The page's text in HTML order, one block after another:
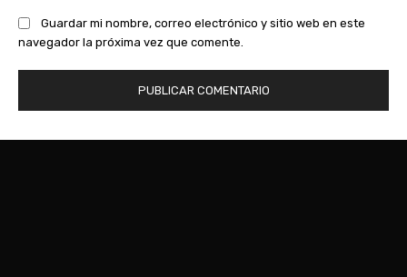
Guardar mi nombre, correo electrónico y sitio web en este
navegador la próxima vez que comente.